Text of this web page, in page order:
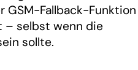
GSM-Fallback-Funktion
– selbst wenn die
sollte.